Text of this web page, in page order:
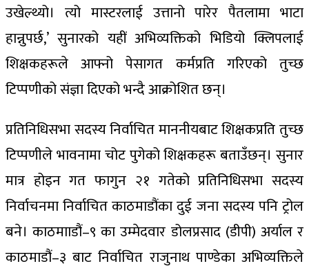
उखेल्थ्यो। त्यो मास्टरलाई उत्तानो पारेर पैतलामा भाटा
हान्नुपर्छ,’ सुनारको यहीं अभिव्यक्तिको भिडियो क्लिपलाई
शिक्षकहरूले आफ्नो पेसागत कर्मप्रति गरिएको तुच्छ
टिप्पणीको संज्ञा दिएको भन्दै आक्रोशित छन्।
प्रतिनिधिसभा सदस्य निर्वाचित माननीयबाट शिक्षकप्रति तुच्छ
टिप्पणीले भावनामा चोट पुगेको शिक्षकहरू बताउँछन्। सुनार
मात्र होइन गत फागुन २१ गतेको प्रतिनिधिसभा सदस्य
निर्वाचनमा निर्वाचित काठमाडौंका दुई जना सदस्य पनि ट्रोल
बने। काठमााडौं–९ का उम्मेदवार डोलप्रसाद (डीपी) अर्याल र
काठमाडौं–३ बाट निर्वाचित राजुनाथ पाण्डेका अभिव्यक्तिले